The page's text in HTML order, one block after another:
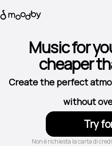
Music for
cheaper
Create the perfect
without
Try
Non è richiesta la carta di